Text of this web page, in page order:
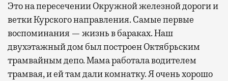
Современный путешественник часто берет
с собой не только чемодан, но и ноутбук.
А ожидание рейса все чаще превращается
не в потерянное время, а в возможность
спокойно закончить дела или спланировать
Это на пересечении Окружной железной дороги и
ветки Курского направления. Самые первые
воспоминания — жизнь в бараках. Наш
двухэтажный дом был построен Октябрьским
трамвайным депо. Мама работала водителем
трамвая, и ей там дали комнатку. Я очень хорошо